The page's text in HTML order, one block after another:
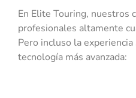
En Elite Touring, nuestros
profesionales altamente
Pero incluso la
tecnología más avanzada: